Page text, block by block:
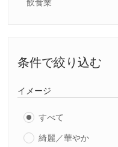
飲食業
条件で絞り込む
イメージ
すべて
綺麗／華やか